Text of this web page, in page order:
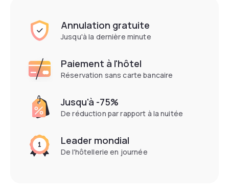
Annulation gratuite
Jusqu'à la dernière minute
Paiement à l'hôtel
Réservation sans carte bancaire
Jusqu'à -75%
De réduction par rapport à la nuitée
Leader mondial
De l'hôtellerie en journée